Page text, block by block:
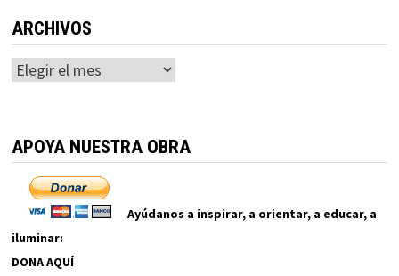
ARCHIVOS
Archivos
APOYA NUESTRA OBRA
Ayúdanos a inspirar, a orientar, a educar, a
iluminar:
DONA AQUÍ